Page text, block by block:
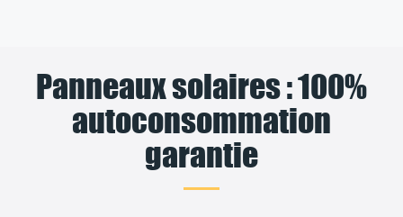
Panneaux solaires : 100%
autoconsommation
garantie